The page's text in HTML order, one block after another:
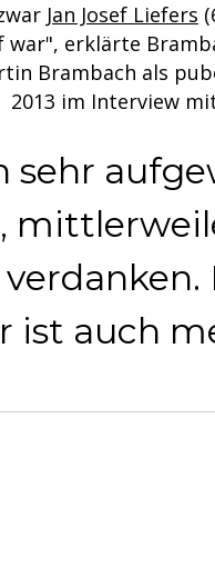
Jan Josef Liefers
war", erklärte
Brambach als
2013 im Interview
ist auch